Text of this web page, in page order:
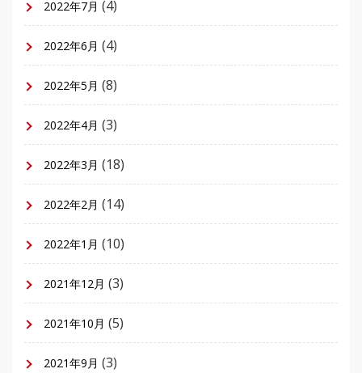
2022年7月 (4)
2022年6月 (4)
2022年5月 (8)
2022年4月 (3)
2022年3月 (18)
2022年2月 (14)
2022年1月 (10)
2021年12月 (3)
2021年10月 (5)
2021年9月 (3)